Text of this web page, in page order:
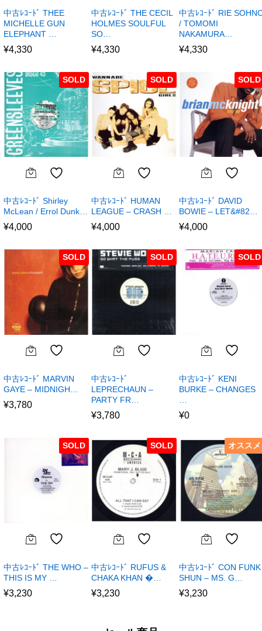
中古ﾚｺｰﾄﾞ THEE
MICHELLE GUN
ELEPHANT …
¥4,330
中古ﾚｺｰﾄﾞ THE CECIL
HOLMES SOULFUL
SO…
¥4,330
中古ﾚｺｰﾄﾞ RIE
/ TOMOMI
NAKAMURA…
¥4,330
SOLD
中古ﾚｺｰﾄﾞ Shirley
McLean / Errol Dunk…
¥4,000
SOLD
中古ﾚｺｰﾄﾞ HUMAN
LEAGUE – CRASH …
¥4,000
SOLD
中古ﾚｺｰﾄﾞ DAVID
BOWIE – LET&#82…
¥4,000
SOLD
中古ﾚｺｰﾄﾞ MARVIN
GAYE – MIDNIGH…
¥3,780
SOLD
中古ﾚｺｰﾄﾞ
LEPRECHAUN –
PARTY FR…
¥3,780
SOLD
中古ﾚｺｰﾄﾞ KENI
BURKE – CHANGES
¥0
SOLD
中古ﾚｺｰﾄﾞ THE WHO –
THIS IS MY …
¥3,230
SOLD
中古ﾚｺｰﾄﾞ RUFUS &
CHAKA KHAN �…
¥3,230
オススメ
中古ﾚｺｰﾄﾞ CON FUNK
SHUN – MS. G…
¥3,230